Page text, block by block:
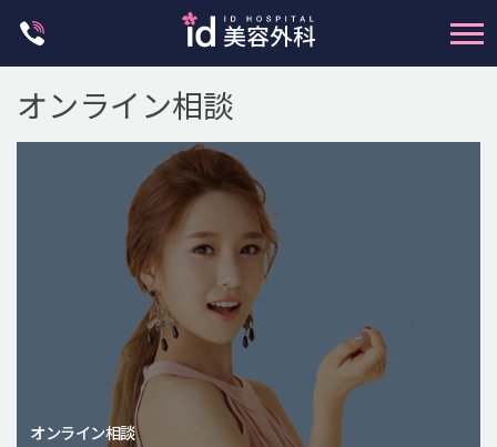
脂肪注入(アンチエイジング)
オンライン相談
オンライン相談